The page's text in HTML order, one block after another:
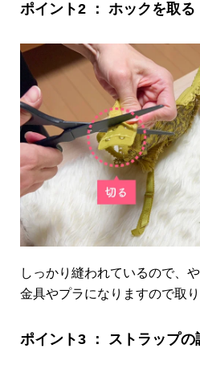
ポイント2 ： ホックを取る
しっかり縫われているので、
金具やプラになりますので取り
ポイント3 ： ストラップの